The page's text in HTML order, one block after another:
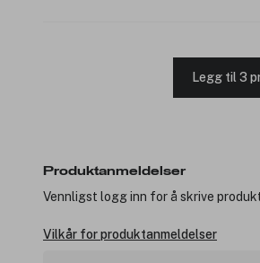
Legg til 3
Produktanmeldelser
Vennligst logg inn for å skrive
Vilkår for produktanmeldelser